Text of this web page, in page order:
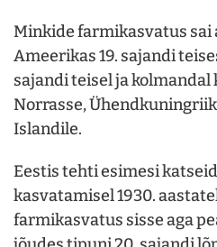
Minkide farmikasvatus sai
Ameerikas 19. sajandi
sajandi teisel ja
Norrasse,
Islandile.
Eestis tehti esimesi
kasvatamisel 1930.
farmikasvatus sisse aga